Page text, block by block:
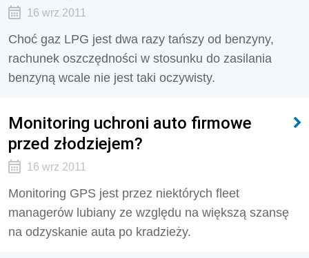
16 wrz 2011
Choć gaz LPG jest dwa razy tańszy od benzyny,
rachunek oszczędności w stosunku do zasilania
benzyną wcale nie jest taki oczywisty.
Monitoring uchroni auto firmowe
przed złodziejem?
16 wrz 2011
Monitoring GPS jest przez niektórych fleet
managerów lubiany ze względu na większą szansę
na odzyskanie auta po kradzieży.